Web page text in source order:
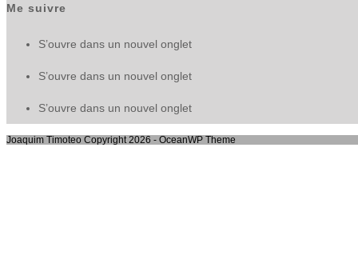
Me suivre
S’ouvre dans un nouvel onglet
S’ouvre dans un nouvel onglet
S’ouvre dans un nouvel onglet
Joaquim Timoteo Copyright 2026 - OceanWP Theme